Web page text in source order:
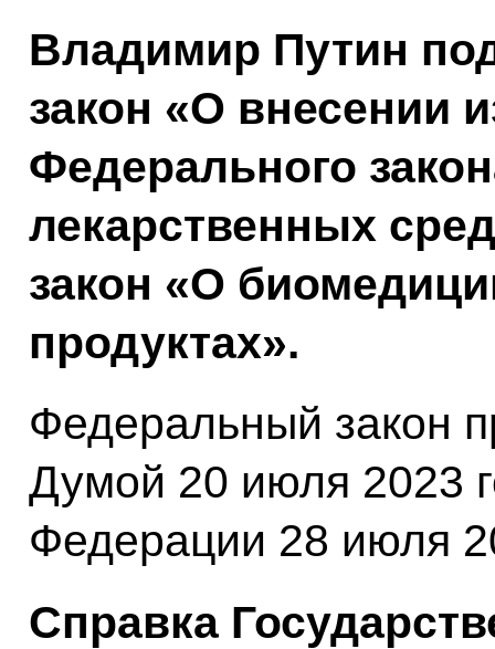
Владимир Путин
закон «О внесении
Федерального
лекарственных
закон «О
продуктах».
Федеральный закон
Думой 20 июля 2023
Федерации 28 июля
Справка